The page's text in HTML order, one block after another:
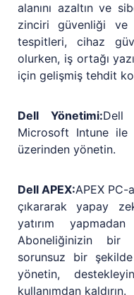
alanını azaltın ve
zinciri güvenliği ve
tespitleri, cihaz
olurken, iş ortağı
için gelişmiş tehdit
Dell Yönetimi:Dell
Microsoft Intune ile
üzerinden yönetin.
Dell APEX:APEX PC-
çıkararak yapay
yatırım
Aboneliğinizin bir
sorunsuz bir şekilde
yönetin,
kullanımdan kaldırın.